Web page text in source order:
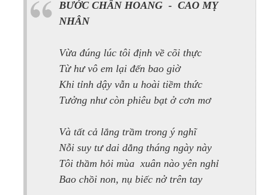
BƯỚC CHÂN HOANG - CAO MỴ
NHÂN
Vừa đúng lúc tôi định về cõi thực
Từ hư vô em lại đến bao giờ
Khi tỉnh dậy vẫn u hoài tiềm thức
Tưởng như còn phiêu bạt ở cơn mơ
Và tất cả lắng trầm trong ý nghĩ
Nỗi suy tư dai dẳng tháng ngày này
Tôi thầm hỏi mùa xuân nào yên nghỉ
Bao chồi non, nụ biếc nở trên tay